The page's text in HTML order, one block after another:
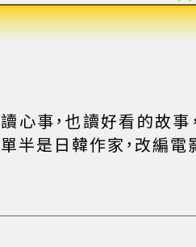
讀心事，也讀好看的故
單半是日韓作家，改編電